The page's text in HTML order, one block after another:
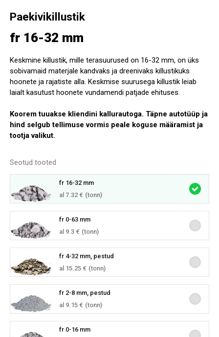
Paekivikillustik
fr 16-32 mm
Keskmine killustik, mille terasuurused on 16-32 mm, on üks
sobivamaid materjale kandvaks ja dreenivaks killustikuks
hoonete ja rajatiste alla. Keskmise suurusega killustik leiab
laialt kasutust hoonete vundamendi patjade ehituses.
Koorem tuuakse kliendini kallurautoga. Täpne autotüüp ja
hind selgub tellimuse vormis peale koguse määramist ja
tootja valikut.
Seotud tooted
fr 16-32 mm
al 7.32 € (tonn)
fr 0-63 mm
al 9.3 € (tonn)
fr 4-32 mm, pestud
al 15.25 € (tonn)
fr 2-8 mm, pestud
al 9.15 € (tonn)
fr 0-16 mm